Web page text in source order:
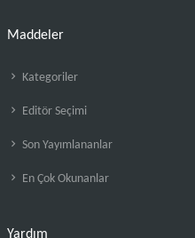
Maddeler
Kategoriler
Editör Seçimi
Son Yayımlananlar
En Çok Okunanlar
Yardım